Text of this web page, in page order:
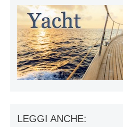
LEGGI ANCHE: